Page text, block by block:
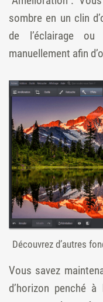
sombre en un clin
de l’éclairage
manuellement afin
Découvrez d’autres
Vous savez
d’horizon penché